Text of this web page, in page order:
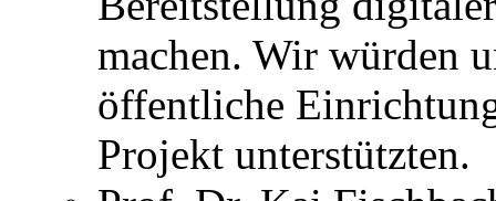
machen. Wir würden
öffentliche
Projekt unterstützten.